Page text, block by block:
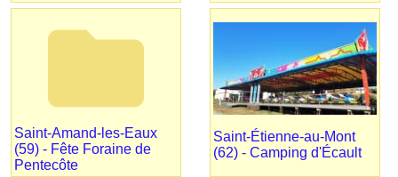
folder
Saint-Amand-les-Eaux
(59) - Fête Foraine de
Pentecôte
Saint-Étienne-au-Mont
(62) - Camping d'Écault